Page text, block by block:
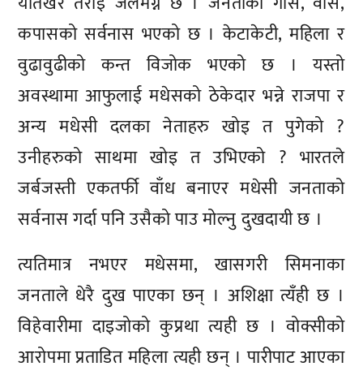
कपासको सर्वनास भएको छ । केटाकेटी, महिला र
वुढावुढीको कन्त विजोक भएको छ । यस्तो
अवस्थामा आफुलाई मधेसको ठेकेदार भन्ने राजपा र
अन्य मधेसी दलका नेताहरु खोइ त पुगेको ?
उनीहरुको साथमा खोइ त उभिएको ? भारतले
जर्बजस्ती एकतर्फी वाँध बनाएर मधेसी जनताको
सर्वनास गर्दा पनि उसैको पाउ मोल्नु दुखदायी छ ।
त्यतिमात्र नभएर मधेसमा, खासगरी सिमनाका
जनताले धेरै दुख पाएका छन् । अशिक्षा त्यँही छ ।
विहेवारीमा दाइजोको कुप्रथा त्यही छ । वोक्सीको
आरोपमा प्रताडित महिला त्यही छन् । पारीपाट आएका